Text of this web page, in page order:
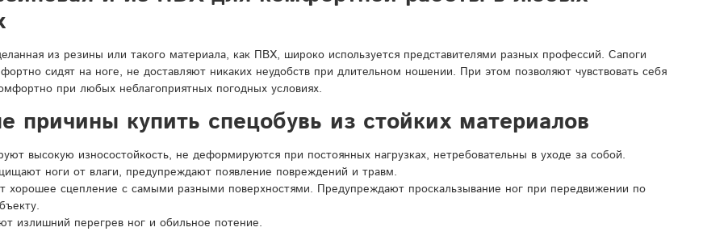
из резины или такого материала, как ПВХ, широко используется представителями разных профессий. Сапоги
сидят на ноге, не доставляют никаких неудобств при длительном ношении. При этом позволяют чувствовать себя
при любых неблагоприятных погодных условиях.
причины купить спецобувь из стойких материалов
высокую износостойкость, не деформируются при постоянных нагрузках, нетребовательны в уходе за собой.
ноги от влаги, предупреждают появление повреждений и травм.
хорошее сцепление с самыми разными поверхностями. Предупреждают проскальзывание ног при передвижении по
излишний перегрев ног и обильное потение.